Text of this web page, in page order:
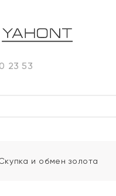
23 53
и обмен золота